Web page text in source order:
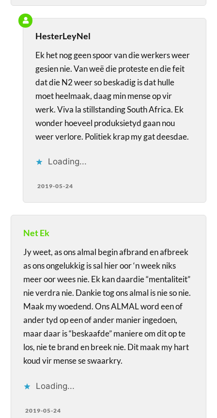
HesterLeyNel
Ek het nog geen spoor van die werkers weer
gesien nie. Van weë die proteste en die feit
dat die N2 weer so beskadig is dat hulle
moet heelmaak, daag min mense op vir
werk. Viva la stillstanding South Africa. Ek
wonder hoeveel produksietyd gaan nou
weer verlore. Politiek krap my gat deesdae.
Loading...
2019-05-24
Net Ek
Jy weet, as ons almal begin afbrand en afbreek
as ons ongelukkig is sal hier oor ‘n week niks
meer oor wees nie. Ek kan daardie “mentaliteit”
nie verdra nie. Dankie tog ons almal is nie so nie.
Maak my woedend. Ons ALMAL word een of
ander tyd op een of ander manier ingedoen,
maar daar is “beskaafde” maniere om dit op te
los, nie te brand en breek nie. Dit maak my hart
koud vir mense se swaarkry.
Loading...
2019-05-24